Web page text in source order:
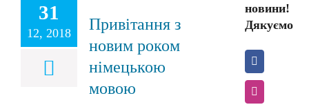
31
12, 2018
Привітання з
новим роком
німецькою
мовою
новини!
Дякуємо